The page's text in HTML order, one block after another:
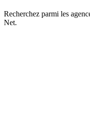
Recherchez parmi les
Net.